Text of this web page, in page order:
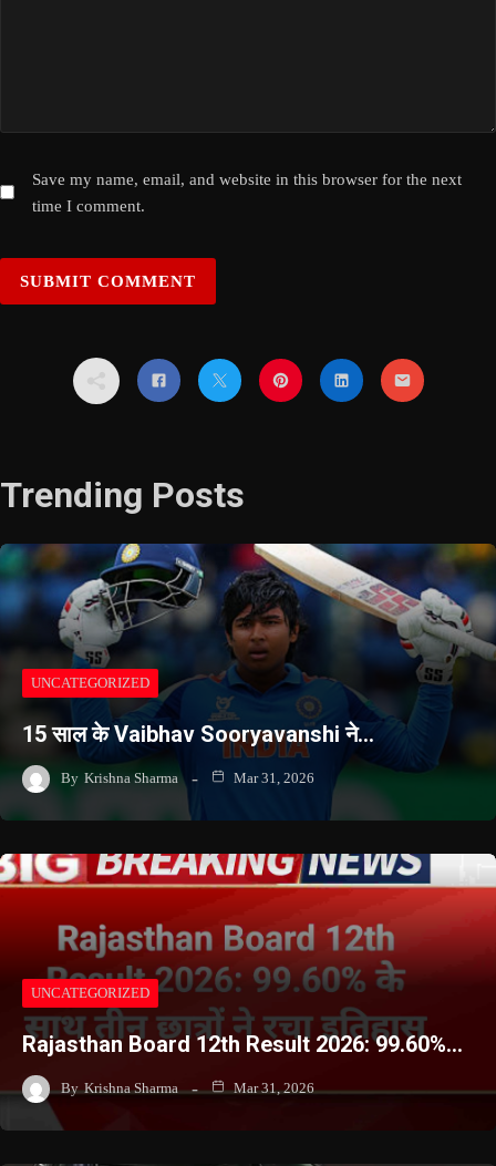
Save my name, email, and website in this browser for the next
time I comment.
Trending Posts
UNCATEGORIZED
15 साल के Vaibhav Sooryavanshi ने…
By Krishna Sharma Mar 31, 2026
UNCATEGORIZED
Rajasthan Board 12th Result 2026: 99.60%…
By Krishna Sharma Mar 31, 2026